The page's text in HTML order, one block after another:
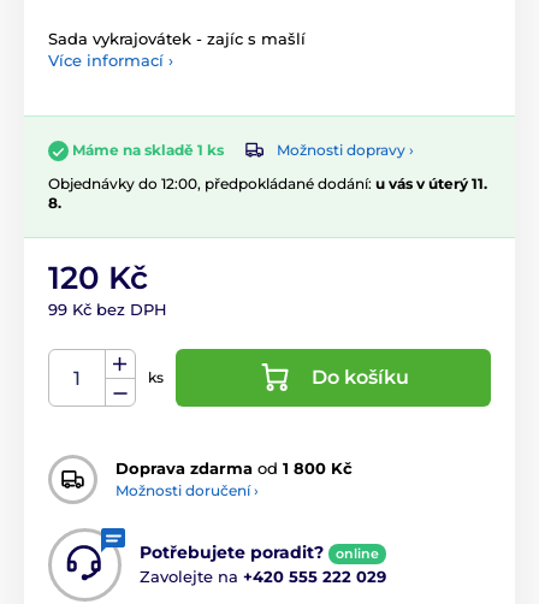
Sada vykrajovátek - zajíc s mašlí
Více informací ›
Máme na skladě 1 ks
Možnosti dopravy ›
Objednávky do 12:00, předpokládané dodání: u vás v úterý 11.
8.
120 Kč
99 Kč bez DPH
ks Do košíku
Doprava zdarma od 1 800 Kč
Možnosti doručení ›
Potřebujete poradit? online
Zavolejte na +420 555 222 029